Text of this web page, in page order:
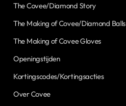
The Covee/Diamond Story
The Making of Covee/Diamond Balls
The Making of Covee Gloves
Openingstijden
Kortingscodes/Kortingsacties
Over Covee